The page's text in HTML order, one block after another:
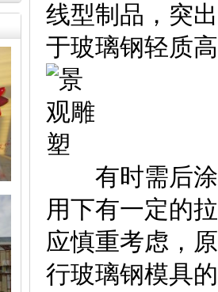
线型制品，突
于玻璃钢轻质
有时需后涂
用下有一定的
应慎重考虑，
行玻璃钢模具